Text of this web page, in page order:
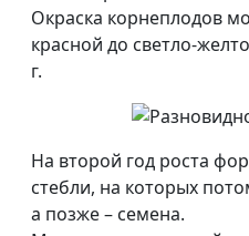
Окраска корнеплодов
красной до светло-
г.
На второй год роста
стебли, на которых
а позже – семена.